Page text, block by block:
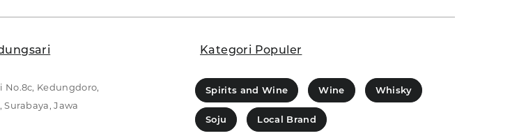
No.8c, Kedungdoro,
Surabaya, Jawa
Kategori Populer
Spirits and Wine Wine Whisky
Soju Local Brand